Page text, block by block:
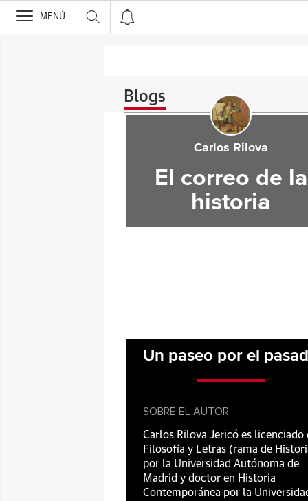
>
MENÚ
Blogs
Carlos Rilova
El correo de la
historia
Un paseo por el
SOBRE EL AUTOR
Carlos Rilova Jericó es licenciado
Filosofía y Letras (rama de
por la Universidad Autónoma de
Madrid y doctor en Historia
Contemporánea por la